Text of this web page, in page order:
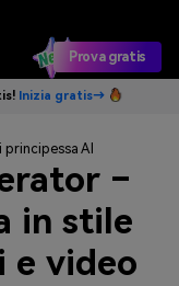
Prova gratis
Inizia gratis→
AI
–
in stile
e video